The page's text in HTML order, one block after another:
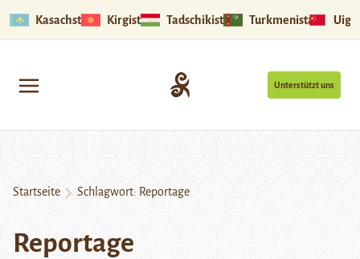
Kasachstan Kirgistan Tadschikistan Turkmenistan
Unterstützt uns
Startseite Schlagwort: Reportage
Reportage